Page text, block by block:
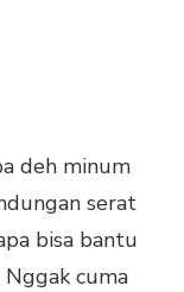
deh minum
serat
bisa bantu
Nggak cuma